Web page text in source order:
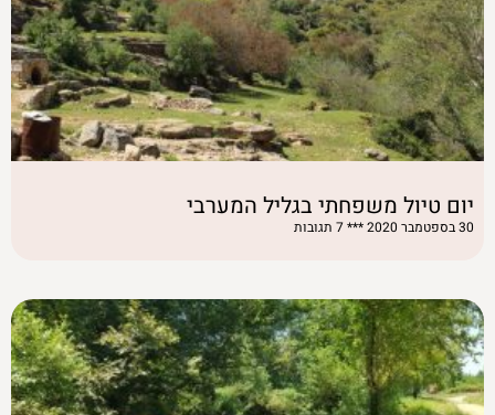
יום טיול משפחתי בגליל המערבי
30 בספטמבר 2020